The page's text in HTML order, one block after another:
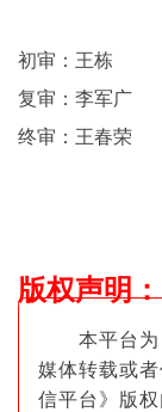
初审：王栋
复审：李军广
终审：王春荣
版权声明：
本平台为《
媒体转载或
信平台》版